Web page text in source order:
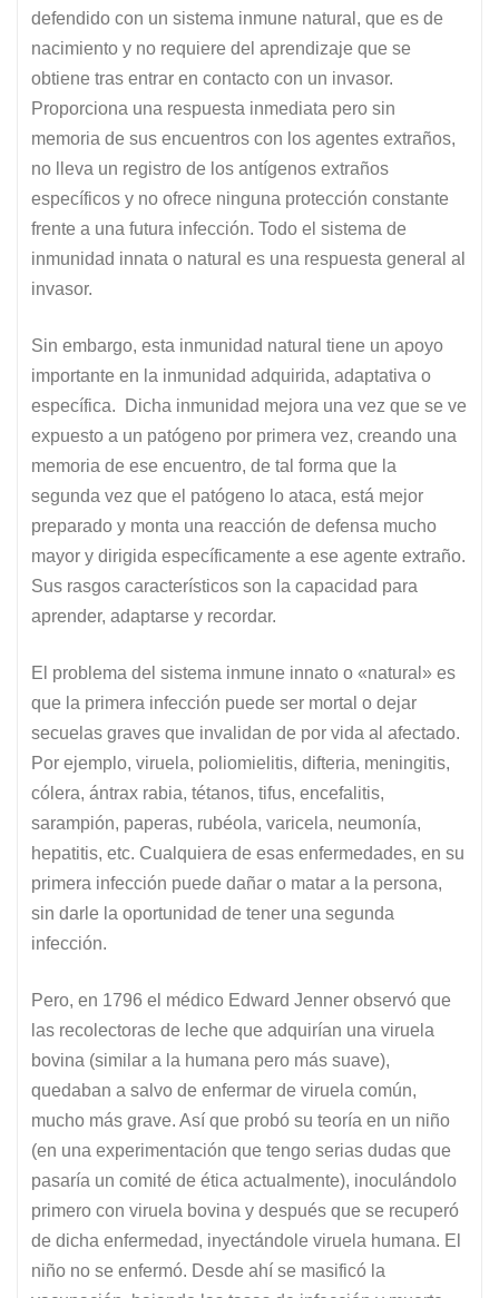
defendido con un sistema inmune natural, que es de
nacimiento y no requiere del aprendizaje que se
obtiene tras entrar en contacto con un invasor.
Proporciona una respuesta inmediata pero sin
memoria de sus encuentros con los agentes extraños,
no lleva un registro de los antígenos extraños
específicos y no ofrece ninguna protección constante
frente a una futura infección. Todo el sistema de
inmunidad innata o natural es una respuesta general al
invasor.
Sin embargo, esta inmunidad natural tiene un apoyo
importante en la inmunidad adquirida, adaptativa o
específica. Dicha inmunidad mejora una vez que se ve
expuesto a un patógeno por primera vez, creando una
memoria de ese encuentro, de tal forma que la
segunda vez que el patógeno lo ataca, está mejor
preparado y monta una reacción de defensa mucho
mayor y dirigida específicamente a ese agente extraño.
Sus rasgos característicos son la capacidad para
aprender, adaptarse y recordar.
El problema del sistema inmune innato o «natural» es
que la primera infección puede ser mortal o dejar
secuelas graves que invalidan de por vida al afectado.
Por ejemplo, viruela, poliomielitis, difteria, meningitis,
cólera, ántrax rabia, tétanos, tifus, encefalitis,
sarampión, paperas, rubéola, varicela, neumonía,
hepatitis, etc. Cualquiera de esas enfermedades, en su
primera infección puede dañar o matar a la persona,
sin darle la oportunidad de tener una segunda
infección.
Pero, en 1796 el médico Edward Jenner observó que
las recolectoras de leche que adquirían una viruela
bovina (similar a la humana pero más suave),
quedaban a salvo de enfermar de viruela común,
mucho más grave. Así que probó su teoría en un niño
(en una experimentación que tengo serias dudas que
pasaría un comité de ética actualmente), inoculándolo
primero con viruela bovina y después que se recuperó
de dicha enfermedad, inyectándole viruela humana. El
niño no se enfermó. Desde ahí se masificó la